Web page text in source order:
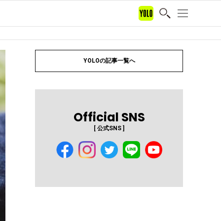
YOLOの記事一覧へ
Official SNS
[ 公式SNS ]